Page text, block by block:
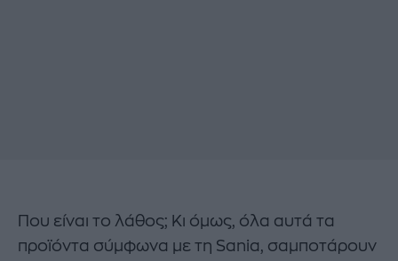
Που είναι το λάθος; Κι όμως, όλα αυτά τα
προϊόντα σύμφωνα με τη Sania, σαμποτάρουν